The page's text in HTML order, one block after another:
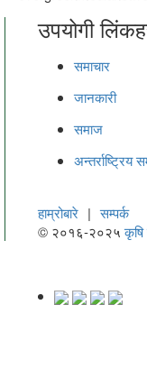
उपयोगी
समाचार
जानकारी
समाज
अन्तर्राष्ट्रिय
हाम्रोबारे | सम्पर्क
© २०१६-२०२५